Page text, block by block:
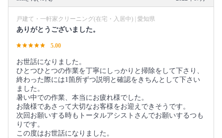
戸建て・一軒家クリーニング(在宅・入居中) | 愛知県
ありがとうございました。
5.00
お世話になりました。
ひとつひとつの作業を丁寧にしっかりと掃除をして下さり、
終わった際には1箇所ずつ説明と確認をきちんとして下さい
ました。
暑い中での作業、本当にお疲れ様でした。
お陰様であさって大切なお客様をお迎えできそうです。
次回お願いする時もトータルアシストさんでお願いするつも
りです。
この度はお世話になりました。